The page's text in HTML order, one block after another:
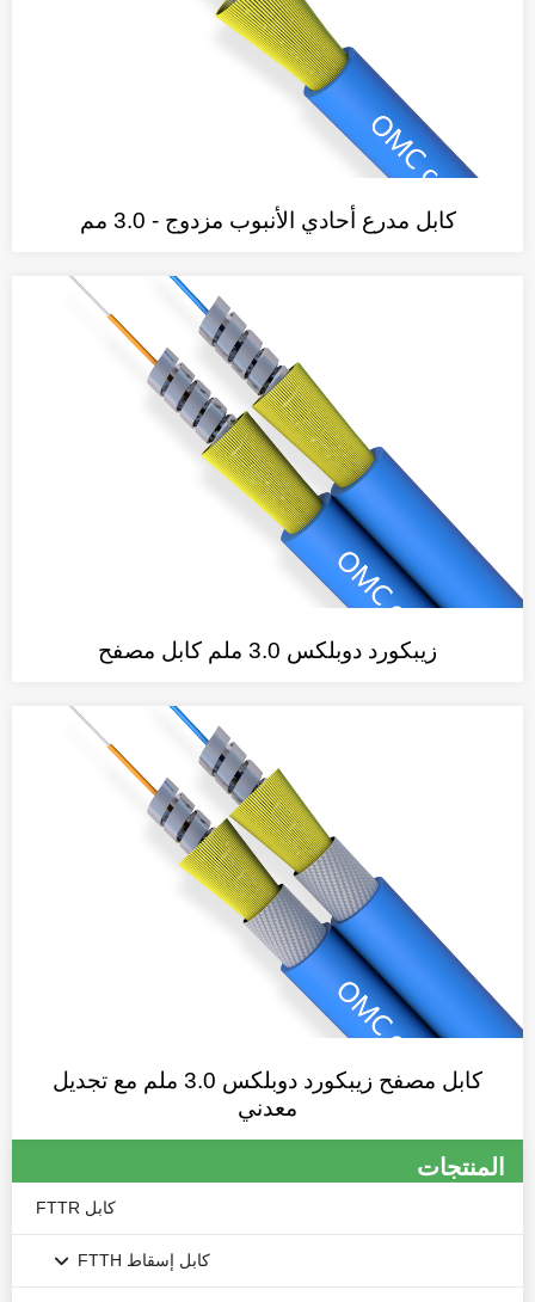
المنتجات
كابل FTTR
كابل إسقاط FTTH
كابل مدرع أحادي الأنبوب مزدوج - 3.0 مم
زيبكورد دوبلكس 3.0 ملم كابل مصفح
كابل مصفح زيبكورد دوبلكس 3.0 ملم مع تجديل
معدني